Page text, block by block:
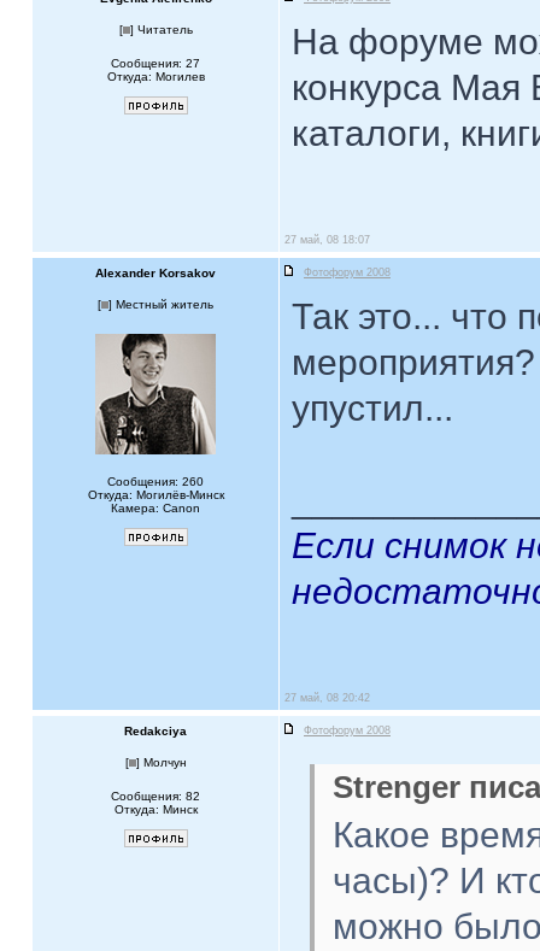
[ ] Читатель
Сообщения: 27
Откуда: Могилев
На форуме
конкурса Мая
каталоги,
27 май, 08 18:07
Alexander Korsakov Фотофорум 2008
[ ] Местный житель
Сообщения: 260
Откуда: Могилёв-Минск
Камера: Canon
Так это... что
упустил...
Если снимок
27 май, 08 20:42
Redakciya Фотофорум 2008
[ ] Молчун
Сообщения: 82
Откуда: Минск
Strenger
Какое
часы)? И
можно было